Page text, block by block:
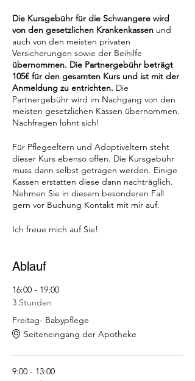
Die Kursgebühr für die Schwangere wird
von den gesetzlichen Krankenkassen und
auch von den meisten privaten
Versicherungen sowie der Beihilfe
übernommen. Die Partnergebühr beträgt
105€ für den gesamten Kurs und ist mit der
Anmeldung zu entrichten. Die
Partnergebühr wird im Nachgang von den
meisten gesetzlichen Kassen übernommen.
Nachfragen lohnt sich!
Für Pflegeeltern und Adoptiveltern steht
dieser Kurs ebenso offen. Die Kursgebühr
muss dann selbst getragen werden. Einige
Kassen erstatten diese dann nachträglich.
Nehmen Sie in diesem besonderen Fall
gern vor Buchung Kontakt mit mir auf.
Ich freue mich auf Sie!
Ablauf
16:00 - 19:00
3 Stunden
Freitag- Babypflege
Seiteneingang der Apotheke
9:00 - 13:00